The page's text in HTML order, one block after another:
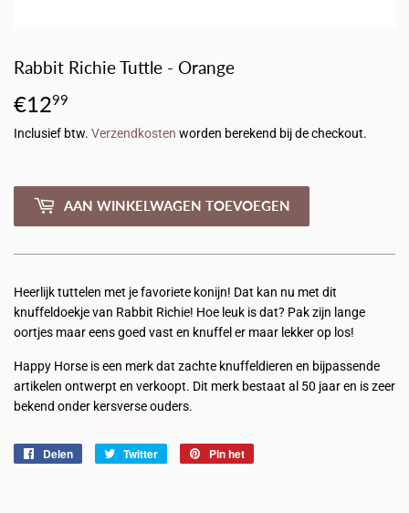
Rabbit Richie Tuttle - Orange
€1299
Inclusief btw. Verzendkosten worden berekend bij de checkout.
AAN WINKELWAGEN TOEVOEGEN
Heerlijk tuttelen met je favoriete konijn! Dat kan nu met dit
knuffeldoekje van Rabbit Richie! Hoe leuk is dat? Pak zijn lange
oortjes maar eens goed vast en knuffel er maar lekker op los!
Happy Horse is een merk dat zachte knuffeldieren en bijpassende
artikelen ontwerpt en verkoopt. Dit merk bestaat al 50 jaar en is zeer
bekend onder kersverse ouders.
Delen
Delen
Twitter
TwitterenPin het